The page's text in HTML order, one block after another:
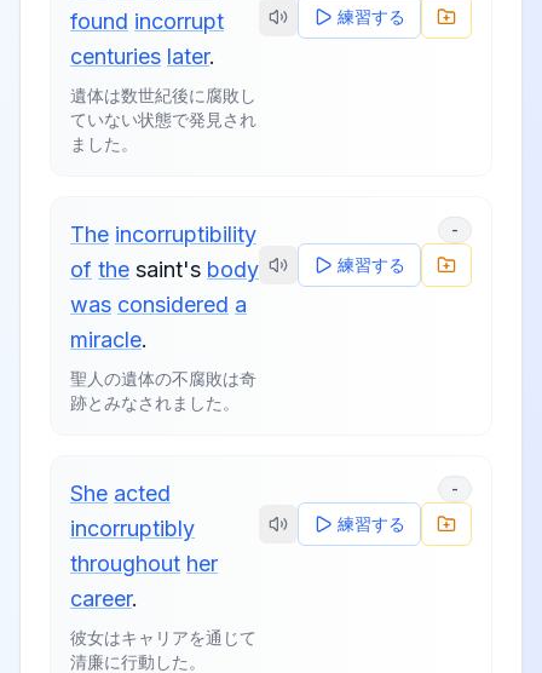
found incorrupt
centuries later.
遺体は数世紀後に腐敗し
ていない状態で発見され
ました。
練習する
The incorruptibility
of the saint's body
was considered a
miracle.
聖人の遺体の不腐敗は奇
跡とみなされました。
-
練習する
She acted
incorruptibly
throughout her
career.
彼女はキャリアを通じて
清廉に行動した。
-
練習する